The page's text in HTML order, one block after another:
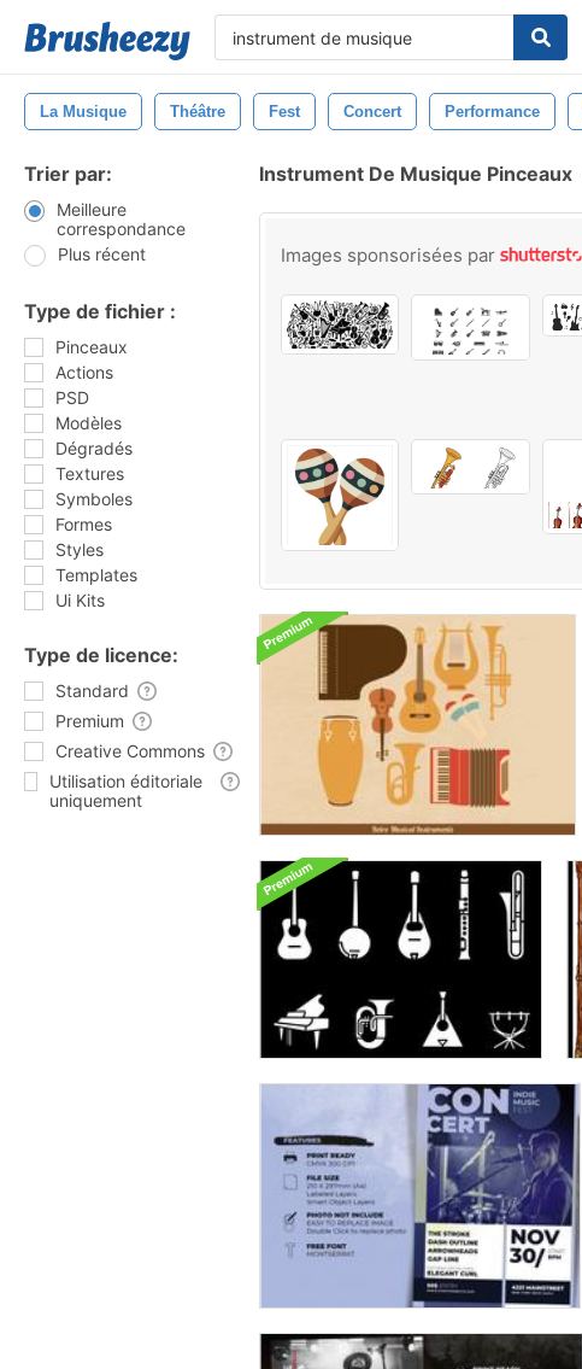
La Musique Théâtre Fest Concert Performance
Trier par:
Meilleure
correspondance
Plus récent
Type de fichier :
Pinceaux
Actions
PSD
Modèles
Dégradés
Textures
Symboles
Formes
Styles
Templates
Ui Kits
Type de licence:
Standard
Premium
Creative Commons
Utilisation éditoriale
uniquement
Instrument De Musique Pinceaux
Images sponsorisées par